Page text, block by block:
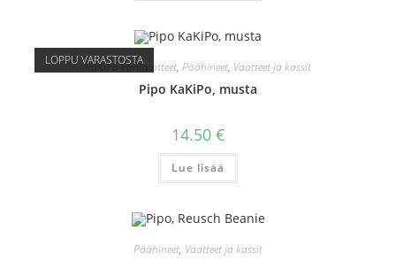
LOPPU VARASTOSTA
KaKiPo Fanituotteet, Päähineet, Vaatteet ja kassit
Pipo KaKiPo, musta
14.50 €
Lue lisää
Päähineet, Vaatteet ja kassit